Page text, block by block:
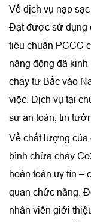
Về dịch vụ nạp
Đạt được sử dụng
tiêu chuẩn PCCC
năng động đã
cháy từ Bắc vào
việc. Dịch vụ tại
sự an toàn, tin
Về chất lượng của
bình chữa cháy
hoàn toàn uy tín
quan chức năng.
nhân viên giới